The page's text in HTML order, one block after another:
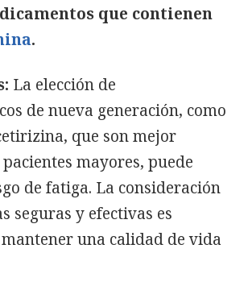
que contienen
.
La elección de
de nueva generación, como
que son mejor
mayores, puede
de fatiga. La consideración
seguras y efectivas es
una calidad de vida